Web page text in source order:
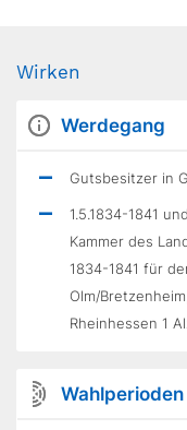
Wirken
Werdegang
Gutsbesitzer in
1.5.1834-1841
Kammer des
1834-1841 für
Olm/
Rheinhessen 1
Wahlperioden